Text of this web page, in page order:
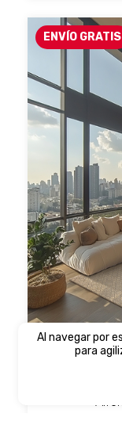
Al navegar por
para
ENVÍO GRATIS